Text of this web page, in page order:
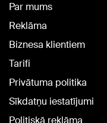
Par mums
Reklāma
Biznesa klientiem
Tarifi
Privātuma politika
Sīkdatņu iestatījumi